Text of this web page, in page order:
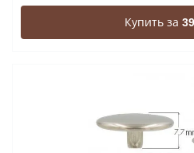
Купить за